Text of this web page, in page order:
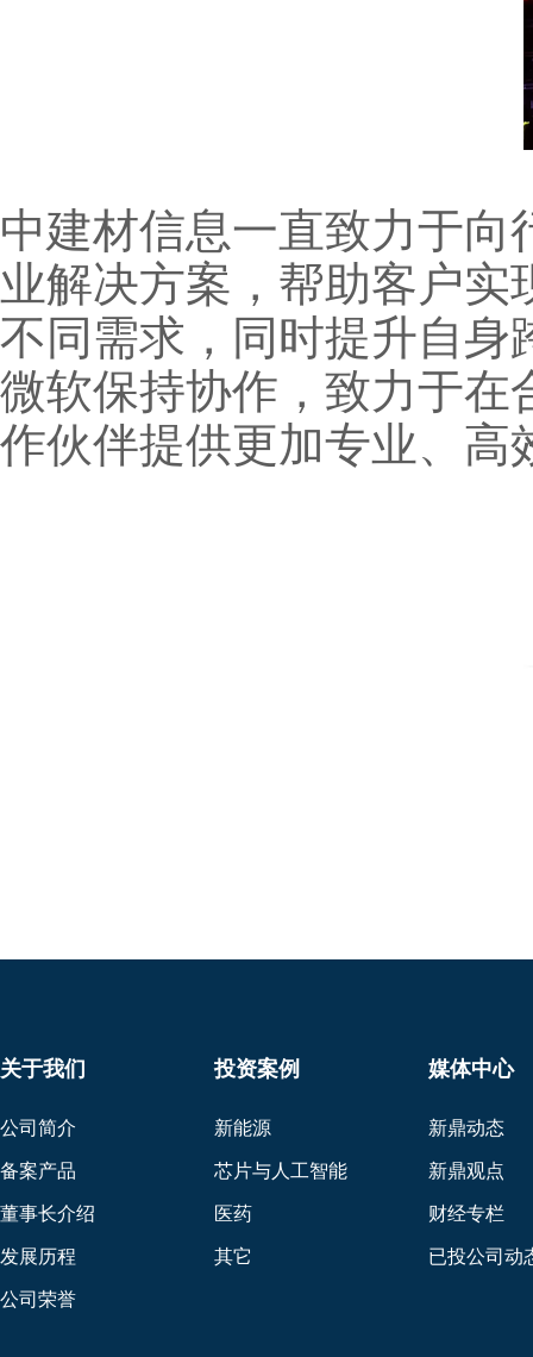
中建材信息一直致力于
业解决方案，帮助客户
不同需求，同时提升自身
微软保持协作，致力于在
作伙伴提供更加专业、高
关于我们
公司简介
备案产品
董事长介绍
发展历程
公司荣誉
投资案例
新能源
芯片与人工智能
医药
其它
媒体中心
新鼎动态
新鼎观点
财经专栏
已投公司动